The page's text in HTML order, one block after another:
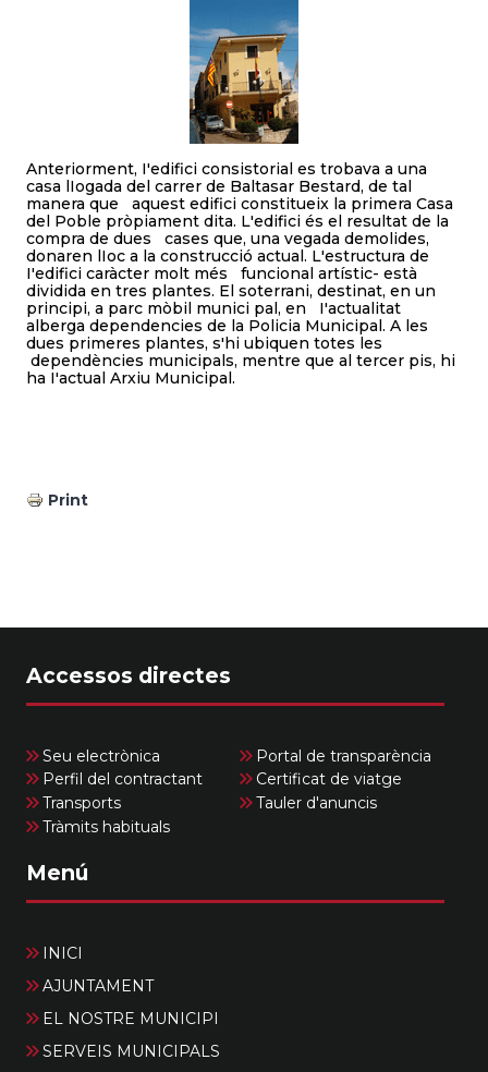
Anteriorment, I'edifici consistorial es trobava a una
casa lIogada del carrer de Baltasar Bestard, de tal
manera que aquest edifici constitueix la primera Casa
del Poble pròpiament dita. L'edifici és el resultat de la
compra de dues cases que, una vegada demolides,
donaren lIoc a la construcció actual. L'estructura de
I'edifici caràcter molt més funcional artístic- està
dividida en tres plantes. El soterrani, destinat, en un
principi, a parc mòbil munici pal, en I'actualitat
alberga dependencies de la Policia Municipal. A les
dues primeres plantes, s'hi ubiquen totes les
dependències municipals, mentre que al tercer pis, hi
ha I'actual Arxiu Municipal.
Print
Accessos directes
Seu electrònica
Portal de transparència
Perfil del contractant
Certificat de viatge
Transports
Tauler d'anuncis
Tràmits habituals
Menú
INICI
AJUNTAMENT
EL NOSTRE MUNICIPI
SERVEIS MUNICIPALS